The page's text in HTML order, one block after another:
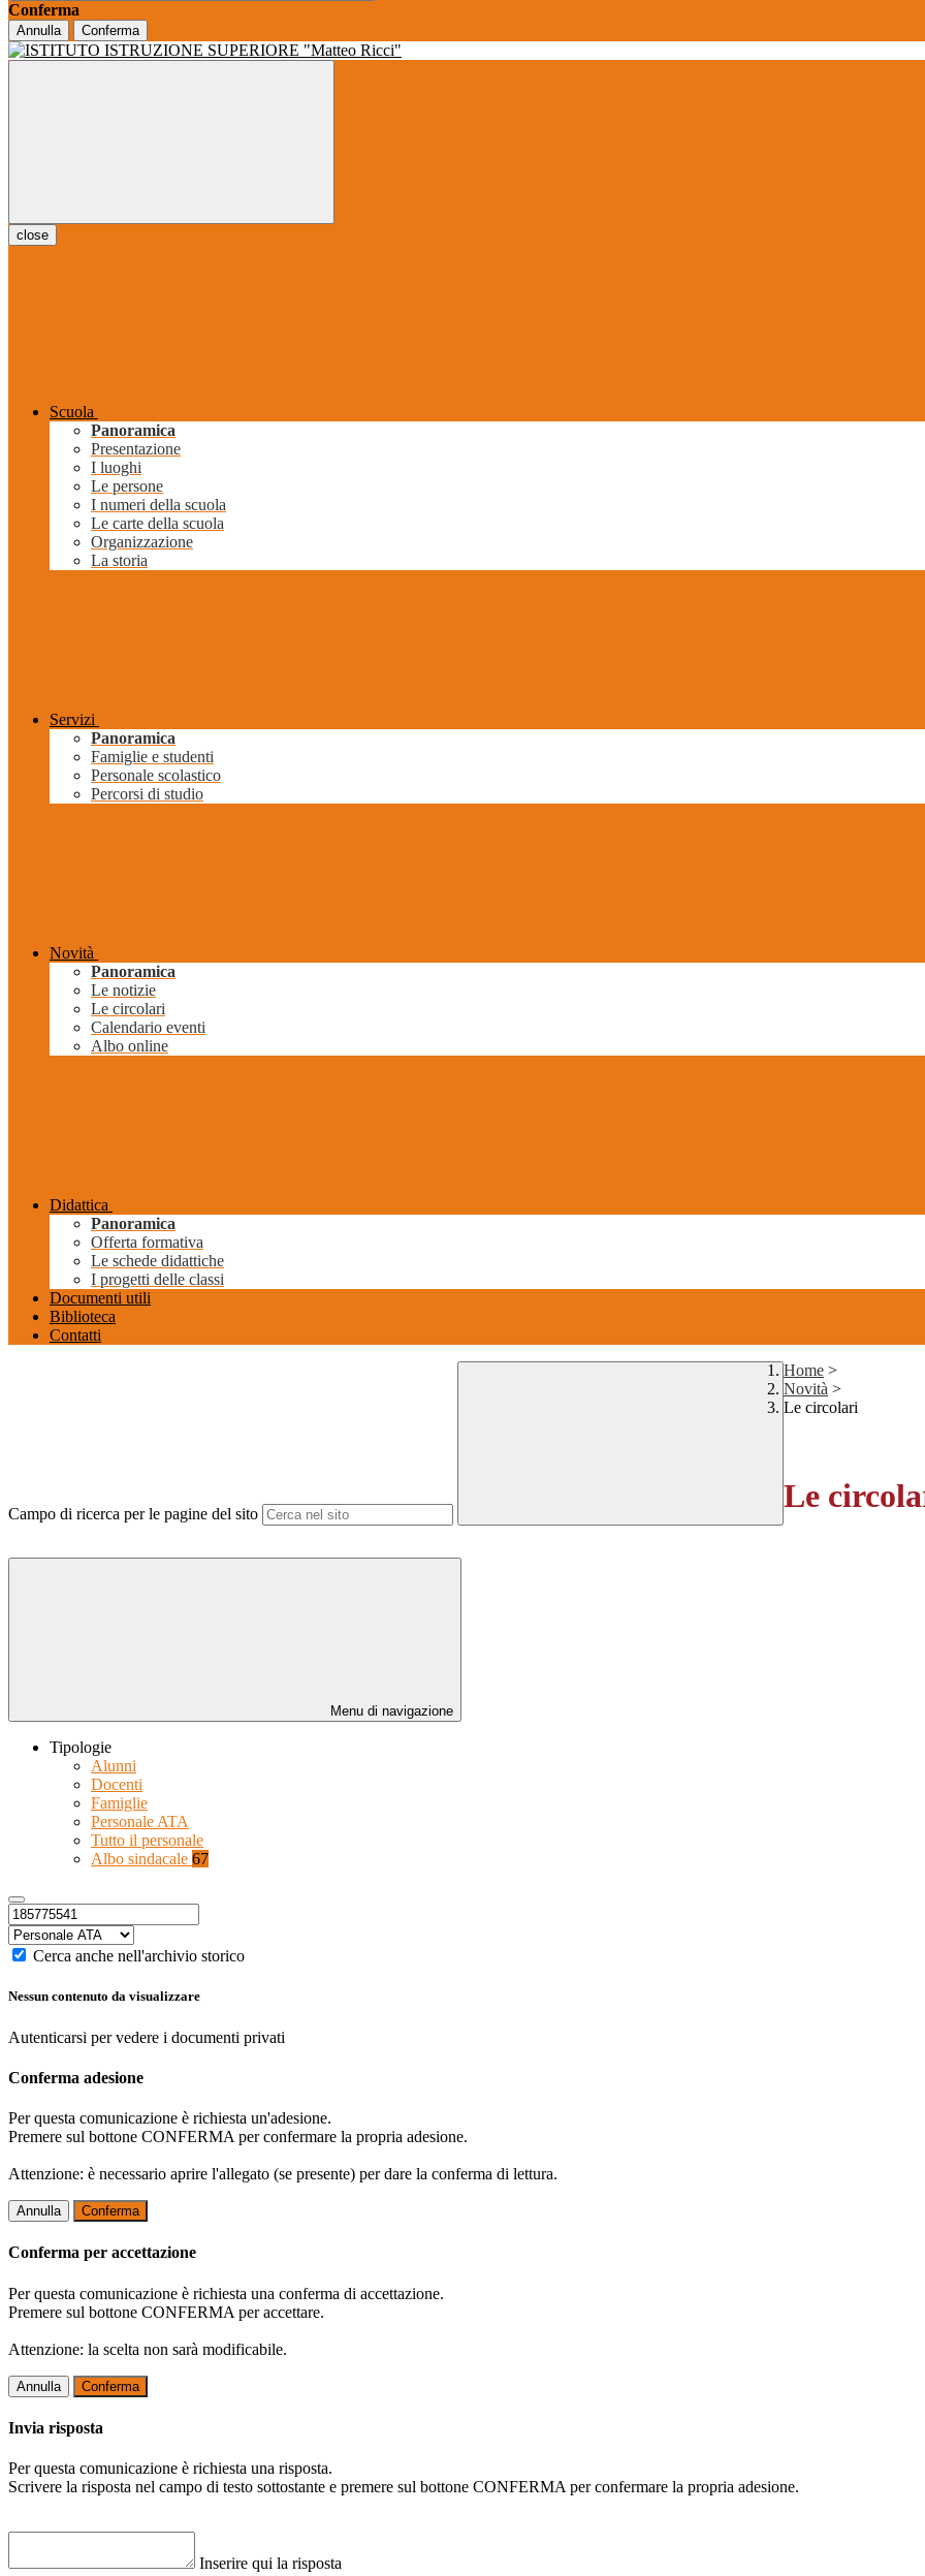
Conferma
Annulla Conferma
close
Scuola
Panoramica
Presentazione
I luoghi
Le persone
I numeri della scuola
Le carte della scuola
Organizzazione
La storia
Servizi
Panoramica
Famiglie e studenti
Personale scolastico
Percorsi di studio
Novità
Panoramica
Le notizie
Le circolari
Calendario eventi
Albo online
Didattica
Panoramica
Offerta formativa
Le schede didattiche
I progetti delle classi
Documenti utili
Biblioteca
Contatti
Campo di ricerca per le pagine del sito
Home >
Novità >
Le circolari
Le
Menu di navigazione
Tipologie
Alunni
Docenti
Famiglie
Personale ATA
Tutto il personale
Albo sindacale 67
Cerca anche nell'archivio storico
Nessun contenuto da visualizzare
Autenticarsi per vedere i documenti privati
Conferma adesione
Per questa comunicazione è richiesta un'adesione.
Premere sul bottone CONFERMA per confermare la propria adesione.
Attenzione: è necessario aprire l'allegato (se presente) per dare la conferma di lettura.
Annulla Conferma
Conferma per accettazione
Per questa comunicazione è richiesta una conferma di accettazione.
Premere sul bottone CONFERMA per accettare.
Attenzione: la scelta non sarà modificabile.
Annulla Conferma
Invia risposta
Per questa comunicazione è richiesta una risposta.
Scrivere la risposta nel campo di testo sottostante e premere sul bottone CONFERMA per confermare la propria adesione.
Inserire qui la risposta